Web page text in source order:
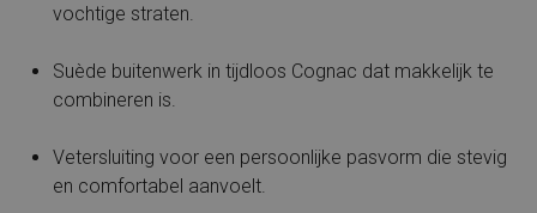
vochtige straten.
Suède buitenwerk in tijdloos Cognac dat makkelijk te
combineren is.
Vetersluiting voor een persoonlijke pasvorm die stevig
en comfortabel aanvoelt.